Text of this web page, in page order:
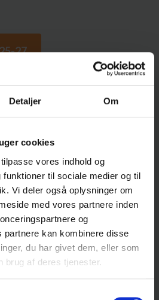
Detaljer Om
cookies
vores indhold og
til sociale medier og til
Vi deler også oplysninger om
med vores partnere inden
og
partnere kan kombinere disse
du har givet dem, eller som
brug af deres tjenester.
27
26
2025
24